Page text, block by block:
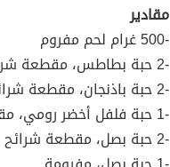
مقادير
-500 غرام لحم مفروم
-2 حبة بطاطس، مقطعة شرائح
-2 حبة باذنجان، مقطعة شرائح
-1 حبة فلفل أخضر رومي، مقطعة شرائح
-2 حبة بصل، مقطعة شرائح